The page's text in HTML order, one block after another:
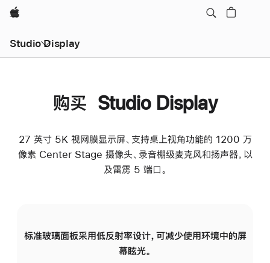
Apple
Studio Display
购买 Studio Display
27 英寸 5K 视网膜显示屏、支持桌上视角功能的 1200 万
像素 Center Stage 摄像头、录音棚级麦克风和扬声器，以
及雷雳 5 端口。
标准玻璃面板采用低反射率设计，可减少使用环境中的屏
幕眩光。